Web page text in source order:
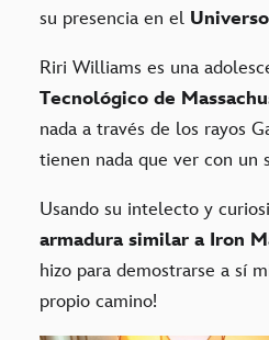
su presencia en el
Riri Williams es una
Tecnológico de
nada a través de los rayos
tienen nada que ver con un
Usando su intelecto y
armadura similar a Iron
hizo para demostrarse a sí
propio camino!